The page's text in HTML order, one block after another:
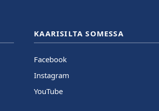
KAARISILTA SOMESSA
Facebook
Instagram
YouTube